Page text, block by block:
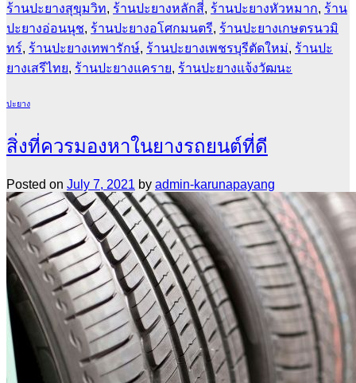
ร้านปะยางสุขุมวิท, ร้านปะยางหลักสี่, ร้านปะยางหัวหมาก, ร้าน
ปะยางอ่อนนุช, ร้านปะยางอโศกมนตรี, ร้านปะยางเกษตรนวมิ
ทร์, ร้านปะยางเทพารักษ์, ร้านปะยางเพชรบุรีตัดใหม่, ร้านปะ
ยางเสรีไทย, ร้านปะยางแคราย, ร้านปะยางแจ้งวัฒนะ
ปะยาง
สิ่งที่ควรมองหาในยางรถยนต์ที่ดี
Posted on July 7, 2021 by admin-karunapayang